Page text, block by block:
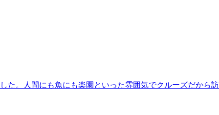
た。人間にも魚にも楽園といった雰囲気でクルーズだから訪